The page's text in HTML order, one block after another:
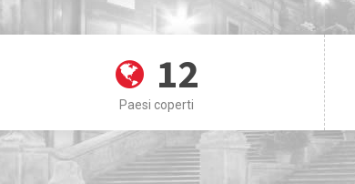
12
Paesi coperti